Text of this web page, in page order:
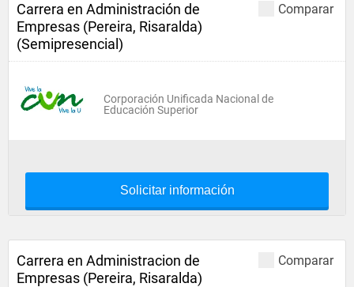
Comparar
Carrera en Administración de
Empresas (Pereira, Risaralda)
(Semipresencial)
Corporación Unificada Nacional de
Educación Superior
Solicitar información
Comparar
Carrera en Administracion de
Empresas (Pereira, Risaralda)